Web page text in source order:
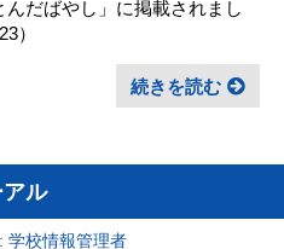
だばやし」に掲載されまし
）
続きを読む
ル
学校情報管理者